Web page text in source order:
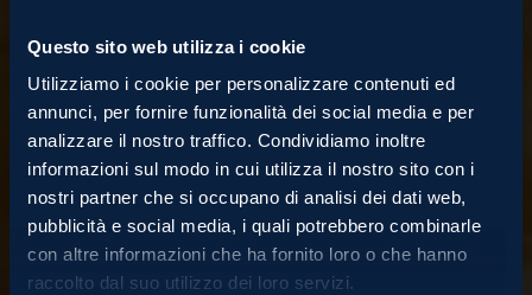
Questo sito web utilizza i cookie
Utilizziamo i cookie per personalizzare contenuti ed
annunci, per fornire funzionalità dei social media e per
analizzare il nostro traffico. Condividiamo inoltre
informazioni sul modo in cui utilizza il nostro sito con i
nostri partner che si occupano di analisi dei dati web,
pubblicità e social media, i quali potrebbero combinarle
con altre informazioni che ha fornito loro o che hanno
raccolto dal suo utilizzo dei loro servizi.
Ricette